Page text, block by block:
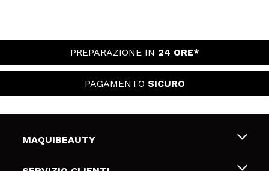
PREPARAZIONE IN 24 ORE*
PAGAMENTO SICURO
MAQUIBEAUTY
Chi siamo